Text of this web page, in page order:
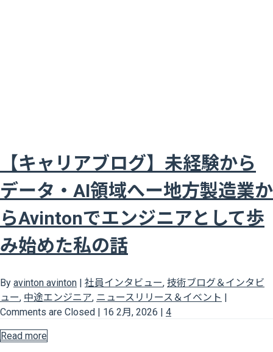
【キャリアブログ】未経験から
データ・AI領域へー地方製造業か
らAvintonでエンジニアとして歩
み始めた私の話
By avinton avinton | 社員インタビュー, 技術ブログ＆インタビ
ュー, 中途エンジニア, ニュースリリース＆イベント |
Comments are Closed | 16 2月, 2026 | 4
Read more